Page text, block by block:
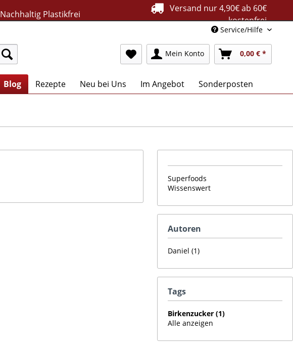
Nachhaltig Plastikfrei
Versand nur 4,90€ ab 60€
kostenfrei
Service/Hilfe
Mein Konto 0,00 € *
Blog Rezepte Neu bei Uns Im Angebot Sonderposten
Superfoods
Wissenswert
Autoren
Daniel (1)
Tags
Birkenzucker (1)
Alle anzeigen